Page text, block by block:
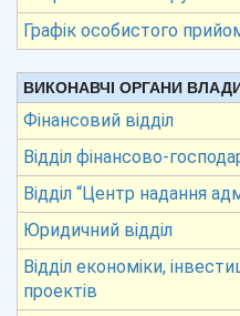
Графік особистого
ВИКОНАВЧІ ОРГАНИ
Фінансовий відділ
Відділ фінансово-
Відділ “Центр надання
Юридичний відділ
Відділ економіки,
проектів